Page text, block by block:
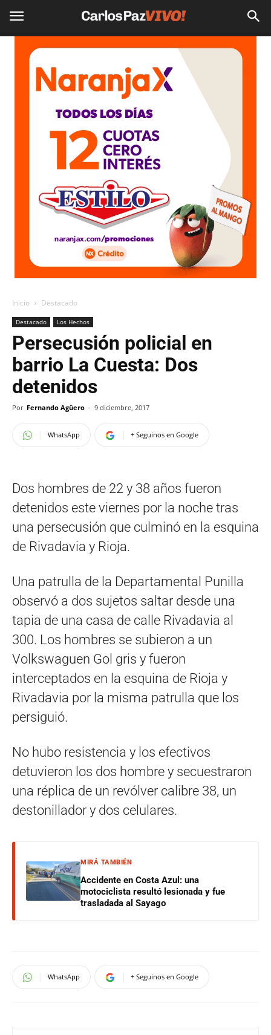
Inicio Destacado
Destacado Los Hechos
Persecusión policial en
barrio La Cuesta: Dos
detenidos
Por Fernando Agüero - 9 diciembre, 2017
WhatsApp + Seguinos en Google
Dos hombres de 22 y 38 años fueron
detenidos este viernes por la noche tras
una persecusión que culminó en la esquina
de Rivadavia y Rioja.
Una patrulla de la Departamental Punilla
observó a dos sujetos saltar desde una
tapia de una casa de calle Rivadavia al
300. Los hombres se subieron a un
Volkswaguen Gol gris y fueron
interceptados en la esquina de Rioja y
Rivadavia por la misma patrulla que los
persiguió.
No hubo resistencia y los efectivos
detuvieron los dos hombre y secuestraron
una réplica de un revólver calibre 38, un
destonillador y dos celulares.
MIRÁ TAMBIÉN
Accidente en Costa Azul: una
motociclista resultó lesionada y fue
trasladada al Sayago
WhatsApp + Seguinos en Google